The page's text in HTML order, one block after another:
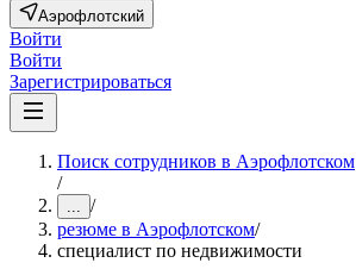
Аэрофлотский
Войти
Войти
Зарегистрироваться
Поиск сотрудников в Аэрофлотском
/
... /
резюме в Аэрофлотском/
специалист по недвижимости